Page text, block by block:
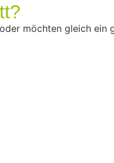
möchten gleich